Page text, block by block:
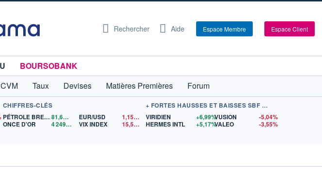
Rechercher Aide Espace Membre Espace Client
BOURSOBANK
Taux Devises Matières Premières
Forum
CHIFFRES-CLÉS
PÉTROLE BRENT
81,61$US
ONCE D'OR
4 249,80 $US
EUR/USD 1,1522
$US
VIX INDEX
15,50$US
+ FORTES HAUSSES ET BAISSES SBF 120
VIRIDIEN
+6,99%
HERMES INTL
+5,17%
VUSION
-5,04%
VALEO
-3,55%